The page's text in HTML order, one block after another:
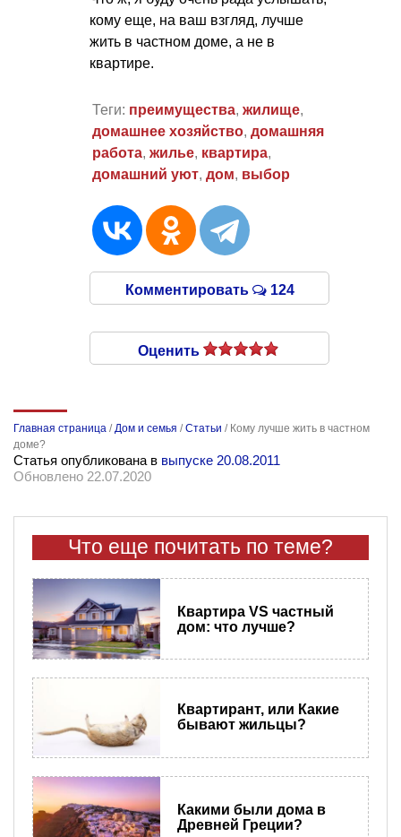
кому еще, на ваш взгляд, лучше
жить в частном доме, а не в
квартире.
Теги: преимущества, жилище,
домашнее хозяйство, домашняя
работа, жилье, квартира,
домашний уют, дом, выбор
Комментировать 124
Оценить
Главная страница /Дом и семья /Статьи / Кому лучше жить в частном
доме?
Статья опубликована в выпуске 20.08.2011
Обновлено 22.07.2020
Что еще почитать по теме?
Квартира VS частный
дом: что лучше?
Квартирант, или Какие
бывают жильцы?
Какими были дома в
Древней Греции?